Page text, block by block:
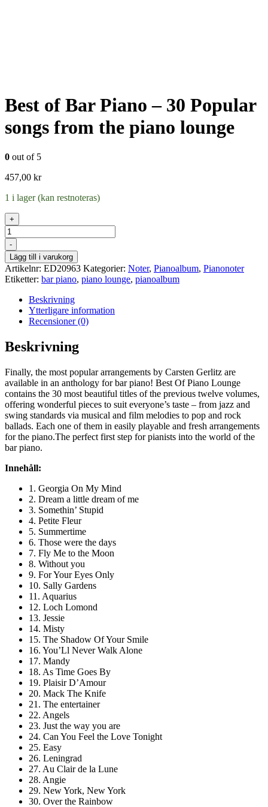
Best of Bar Piano – 30 Popular
songs from the piano lounge
0 out of 5
457,00 kr
1 i lager (kan restnoteras)
+
Antal
-
Lägg till i varukorg
Artikelnr: ED20963 Kategorier: Noter, Pianoalbum, Pianonoter
Etiketter: bar piano, piano lounge, pianoalbum
Beskrivning
Ytterligare information
Recensioner (0)
Beskrivning
Finally, the most popular arrangements by Carsten Gerlitz are
available in an anthology for bar piano! Best Of Piano Lounge
contains the 30 most beautiful titles of the previous twelve volumes,
offering wonderful pieces to suit everyone’s taste – from jazz and
swing standards via musical and film melodies to pop and rock
ballads. Each one of them in easily playable and fresh arrangements
for the piano.The perfect first step for pianists into the world of the
bar piano.
Innehåll:
1. Georgia On My Mind
2. Dream a little dream of me
3. Somethin’ Stupid
4. Petite Fleur
5. Summertime
6. Those were the days
7. Fly Me to the Moon
8. Without you
9. For Your Eyes Only
10. Sally Gardens
11. Aquarius
12. Loch Lomond
13. Jessie
14. Misty
15. The Shadow Of Your Smile
16. You’Ll Never Walk Alone
17. Mandy
18. As Time Goes By
19. Plaisir D’Amour
20. Mack The Knife
21. The entertainer
22. Angels
23. Just the way you are
24. Can You Feel the Love Tonight
25. Easy
26. Leningrad
27. Au Clair de la Lune
28. Angie
29. New York, New York
30. Over the Rainbow